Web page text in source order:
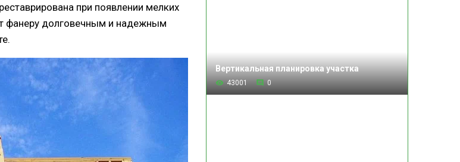
Вертикальная планировка участка
43001 0
при появлении мелких
фанеру долговечным и надежным